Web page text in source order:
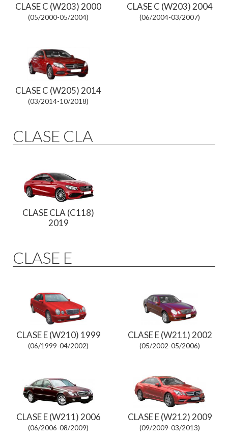
CLASE C (W203) 2000
(05/2000-05/2004)
CLASE C (W203) 2004
(06/2004-03/2007)
CLASE C (W205) 2014
(03/2014-10/2018)
CLASE CLA
CLASE CLA (C118)
2019
CLASE E
CLASE E (W210) 1999
(06/1999-04/2002)
CLASE E (W211) 2002
(05/2002-05/2006)
CLASE E (W211) 2006
(06/2006-08/2009)
CLASE E (W212) 2009
(09/2009-03/2013)